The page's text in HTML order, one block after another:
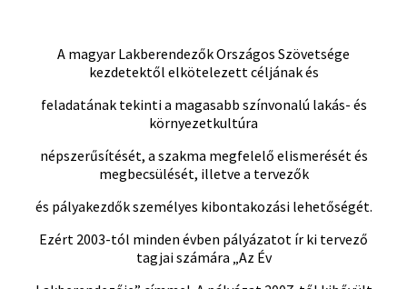
A magyar Lakberendezők Országos Szövetsége
kezdetektől elkötelezett céljának és
feladatának tekinti a magasabb színvonalú lakás- és
környezetkultúra
népszerűsítését, a szakma megfelelő elismerését és
megbecsülését, illetve a tervezők
és pályakezdők személyes kibontakozási lehetőségét.
Ezért 2003-tól minden évben pályázatot ír ki tervező
tagjai számára „Az Év